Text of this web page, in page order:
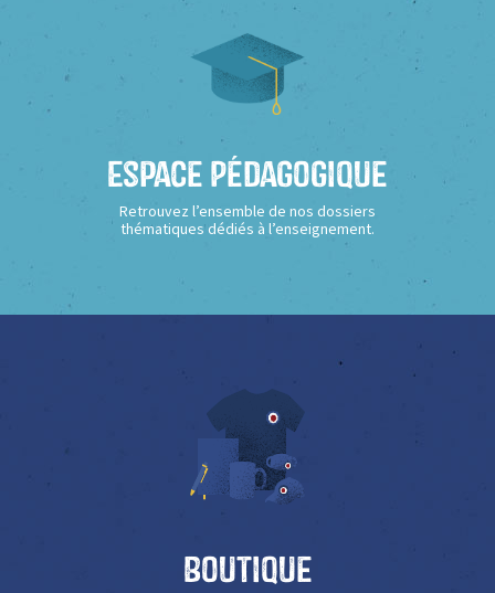
Espace Pédagogique
Retrouvez l’ensemble de nos dossiers
thématiques dédiés à l’enseignement.
Boutique